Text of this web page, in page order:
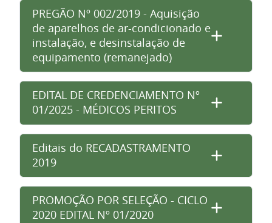
PREGÃO Nº 002/2019 - Aquisição
de aparelhos de ar-condicionado e
instalação, e desinstalação de
equipamento (remanejado)
EDITAL DE CREDENCIAMENTO Nº
01/2025 - MÉDICOS PERITOS
Editais do RECADASTRAMENTO
2019
PROMOÇÃO POR SELEÇÃO - CICLO
2020 EDITAL Nº 01/2020